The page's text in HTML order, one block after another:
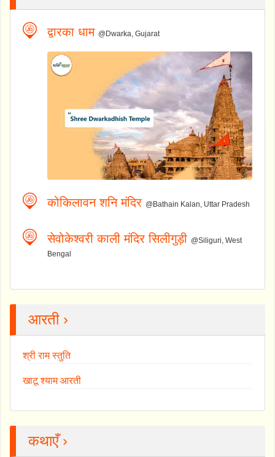
द्वारका धाम @Dwarka, Gujarat
कोकिलावन शनि मंदिर @Bathain Kalan, Uttar Pradesh
सेवोकेश्वरी काली मंदिर सिलीगुड़ी @Siliguri, West
Bengal
आरती ›
श्री राम स्तुति
खाटू श्याम आरती
कथाएँ ›